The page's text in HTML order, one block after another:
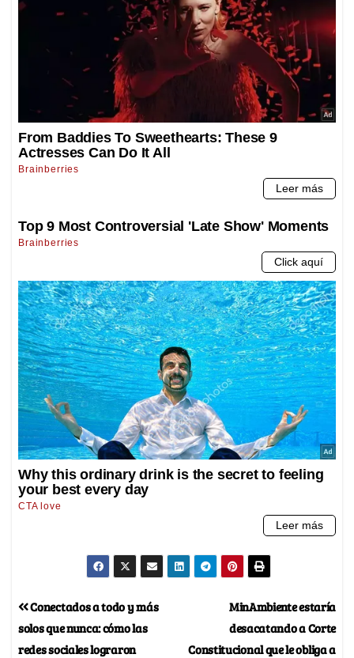
MinAmbiente estaría
desacatando a Corte
Constitucional que le obliga a
Conectados a todo y más
solos que nunca: cómo las
redes sociales lograron